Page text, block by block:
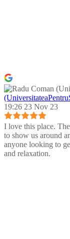
19:26 23 Nov 23
I love this place.
to show us around
anyone looking to
and relaxation.